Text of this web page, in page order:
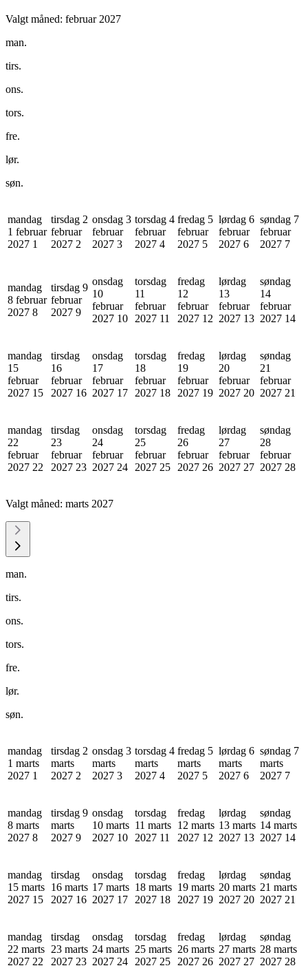
Valgt måned: februar 2027
man.
tirs.
ons.
tors.
fre.
lør.
søn.
mandag
1 februar
2027 1
tirsdag 2
februar
2027 2
onsdag 3
februar
2027 3
torsdag 4
februar
2027 4
fredag 5
februar
2027 5
lørdag 6
februar
2027 6
søndag 7
februar
2027 7
mandag
8 februar
2027 8
tirsdag 9
februar
2027 9
onsdag
10
februar
2027 10
torsdag
11
februar
2027 11
fredag
12
februar
2027 12
lørdag
13
februar
2027 13
søndag
14
februar
2027 14
mandag
15
februar
2027 15
tirsdag
16
februar
2027 16
onsdag
17
februar
2027 17
torsdag
18
februar
2027 18
fredag
19
februar
2027 19
lørdag
20
februar
2027 20
søndag
21
februar
2027 21
mandag
22
februar
2027 22
tirsdag
23
februar
2027 23
onsdag
24
februar
2027 24
torsdag
25
februar
2027 25
fredag
26
februar
2027 26
lørdag
27
februar
2027 27
søndag
28
februar
2027 28
Valgt måned: marts 2027
man.
tirs.
ons.
tors.
fre.
lør.
søn.
mandag
1 marts
2027 1
tirsdag 2
marts
2027 2
onsdag 3
marts
2027 3
torsdag 4
marts
2027 4
fredag 5
marts
2027 5
lørdag 6
marts
2027 6
søndag 7
marts
2027 7
mandag
8 marts
2027 8
tirsdag 9
marts
2027 9
onsdag
10 marts
2027 10
torsdag
11 marts
2027 11
fredag
12 marts
2027 12
lørdag
13 marts
2027 13
søndag
14 marts
2027 14
mandag
15 marts
2027 15
tirsdag
16 marts
2027 16
onsdag
17 marts
2027 17
torsdag
18 marts
2027 18
fredag
19 marts
2027 19
lørdag
20 marts
2027 20
søndag
21 marts
2027 21
mandag
22 marts
2027 22
tirsdag
23 marts
2027 23
onsdag
24 marts
2027 24
torsdag
25 marts
2027 25
fredag
26 marts
2027 26
lørdag
27 marts
2027 27
søndag
28 marts
2027 28